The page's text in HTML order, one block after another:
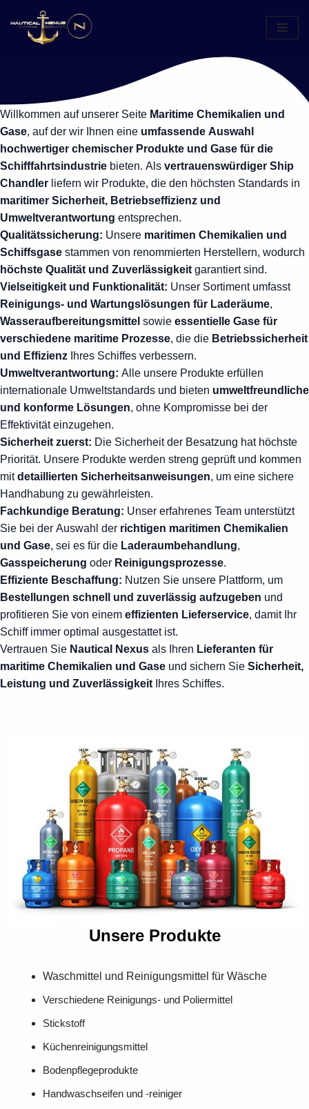
Zum
Willkommen auf unserer Seite Maritime Chemikalien und
Gase, auf der wir Ihnen eine umfassende Auswahl
hochwertiger chemischer Produkte und Gase für die
Schifffahrtsindustrie bieten. Als vertrauenswürdiger Ship
Chandler liefern wir Produkte, die den höchsten Standards in
maritimer Sicherheit, Betriebseffizienz und
Umweltverantwortung entsprechen.
Qualitätssicherung: Unsere maritimen Chemikalien und
Schiffsgase stammen von renommierten Herstellern, wodurch
höchste Qualität und Zuverlässigkeit garantiert sind.
Vielseitigkeit und Funktionalität: Unser Sortiment umfasst
Reinigungs- und Wartungslösungen für Laderäume,
Wasseraufbereitungsmittel sowie essentielle Gase für
verschiedene maritime Prozesse, die die Betriebssicherheit
und Effizienz Ihres Schiffes verbessern.
Umweltverantwortung: Alle unsere Produkte erfüllen
internationale Umweltstandards und bieten umweltfreundliche
und konforme Lösungen, ohne Kompromisse bei der
Effektivität einzugehen.
Sicherheit zuerst: Die Sicherheit der Besatzung hat höchste
Priorität. Unsere Produkte werden streng geprüft und kommen
mitdetaillierten Sicherheitsanweisungen, um eine sichere
Handhabung zu gewährleisten.
Fachkundige Beratung: Unser erfahrenes Team unterstützt
Sie bei der Auswahl der richtigen maritimen Chemikalien
und Gase, sei es für die Laderaumbehandlung,
Gasspeicherung oder Reinigungsprozesse.
Effiziente Beschaffung: Nutzen Sie unsere Plattform, um
Bestellungen schnell und zuverlässig aufzugeben und
profitieren Sie von einem effizienten Lieferservice, damit Ihr
Schiff immer optimal ausgestattet ist.
Vertrauen Sie Nautical Nexus als Ihren Lieferanten für
maritime Chemikalien und Gase und sichern Sie Sicherheit,
Leistung und Zuverlässigkeit Ihres Schiffes.
Unsere Produkte
Waschmittel und Reinigungsmittel für Wäsche
Verschiedene Reinigungs- und Poliermittel
Stickstoff
Küchenreinigungsmittel
Bodenpflegeprodukte
Handwaschseifen und -reiniger